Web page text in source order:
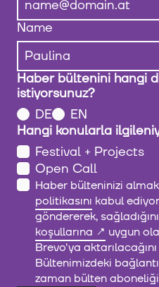
Name
Haber bültenini hangi
istiyorsunuz?
DE
EN
Hangi konularla
Festival + Projects
Open Call
Haber bülteninizi
politikasını kabul
göndererek,
koşullarına
uygun
Brevo'ya
Bültenimizdeki
zaman bülten